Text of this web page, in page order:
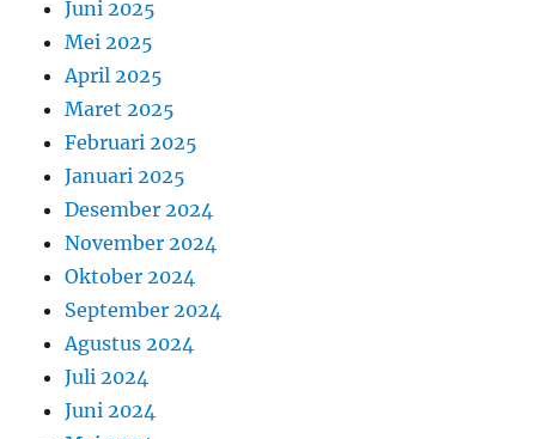
Juni 2025
Mei 2025
April 2025
Maret 2025
Februari 2025
Januari 2025
Desember 2024
November 2024
Oktober 2024
September 2024
Agustus 2024
Juli 2024
Juni 2024